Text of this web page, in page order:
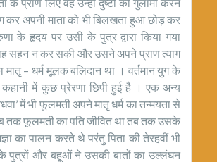
कर अपनी माता को भी बिलखता हुआ छोड़ कर
के हृदय पर उसी के पुत्र द्वारा किया गया
सहन न कर सकी और उसने अपने प्राण त्याग
– धर्म मूलक बलिदान था । वर्तमान युग के
में कुछ प्रेरणा छिपी हुई है । एक अन्य
में भी फूलमती अपने मातृ धर्म का तन्मयता से
तक फूलमती का पति जीवित था तब तक उसके
का पालन करते थे परंतु पिता की तेरहवीं भी
पुत्रों और बहूओं ने उसकी बातों का उल्लंघन